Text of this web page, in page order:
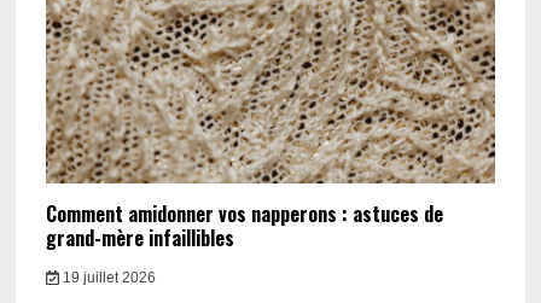
Comment amidonner vos napperons : astuces de
grand-mère infaillibles
19 juillet 2026